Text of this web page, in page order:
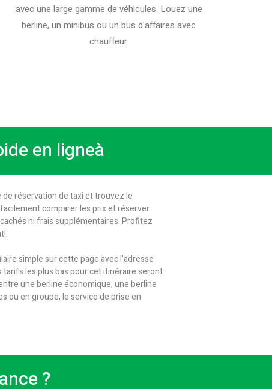
avec une large gamme de véhicules. Louez une
berline, un minibus ou un bus d'affaires avec
chauffeur.
en ligneà
réservation de taxi et trouvez le
comparer les prix et réserver
ni frais supplémentaires. Profitez
simple sur cette page avec l'adresse
les plus bas pour cet itinéraire seront
une berline économique, une berline
ou en groupe, le service de prise en
?